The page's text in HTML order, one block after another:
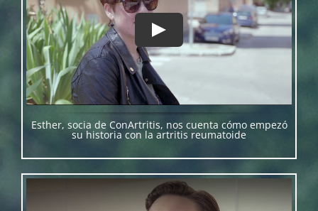
Esther, socia de ConArtritis, nos cuenta cómo empezó
su historia con la artritis reumatoide